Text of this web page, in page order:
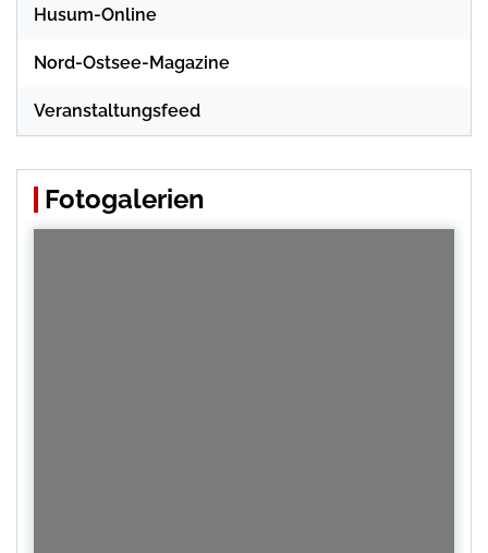
Husum-Online
Nord-Ostsee-Magazine
Veranstaltungsfeed
Fotogalerien